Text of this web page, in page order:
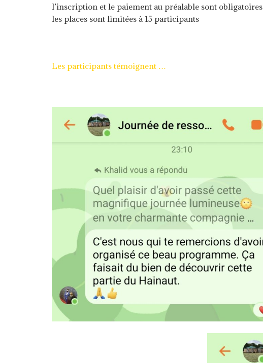
l’inscription et le paiement au préalable sont obligatoires
les places sont limitées à 15 participants
Les participants témoignent …